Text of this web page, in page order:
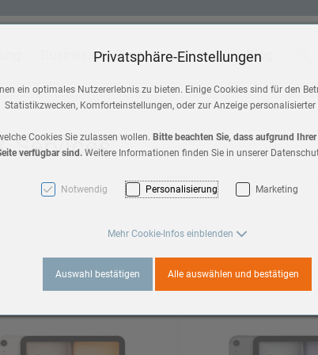
Business Shop
2
Max 2
Blog
Services
Privatsphäre-Einstellungen
ein optimales Nutzererlebnis zu bieten. Einige Cookies sind für den
Statistikzwecken, Komforteinstellungen, oder zur Anzeige personalisierter
Cookies Sie zulassen wollen. Bitte beachten Sie, dass aufgrund
verfügbar sind. Weitere Informationen finden Sie in unserer
Notwendig Personalisierung Marketing
Mehr Cookie-Infos einblenden
Auswahl bestätigen Alle auswählen und bestätigen